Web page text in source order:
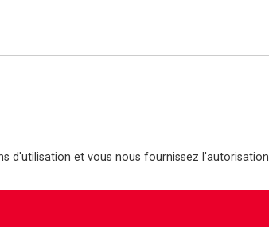
d'utilisation et vous nous fournissez l'autorisation